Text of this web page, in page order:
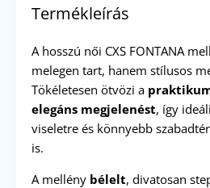
Termékleírás
A hosszú női CXS FONTANA
melegen tart, hanem stílusos
Tökéletesen ötvözi a
elegáns megjelenést, így
viseletre és könnyebb
is.
A mellény bélelt, divatosan